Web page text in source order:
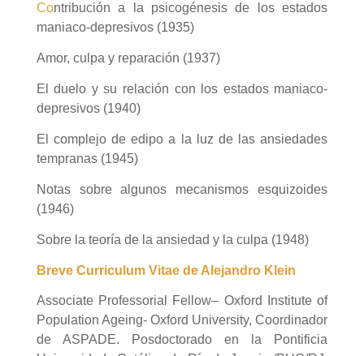
Contribución a la psicogénesis de los estados
maniaco-depresivos (1935)
Amor, culpa y reparación (1937)
El duelo y su relación con los estados maniaco-
depresivos (1940)
El complejo de edipo a la luz de las ansiedades
tempranas (1945)
Notas sobre algunos mecanismos esquizoides
(1946)
Sobre la teoría de la ansiedad y la culpa (1948)
Breve Curriculum Vitae de Alejandro Klein
Associate Professorial Fellow– Oxford Institute of
Population Ageing- Oxford University,Coordinador
de ASPADE. Posdoctorado en la Pontificia